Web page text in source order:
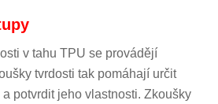
v tahu TPU se provádějí
tvrdosti tak pomáhají určit
potvrdit jeho vlastnosti. Zkoušky